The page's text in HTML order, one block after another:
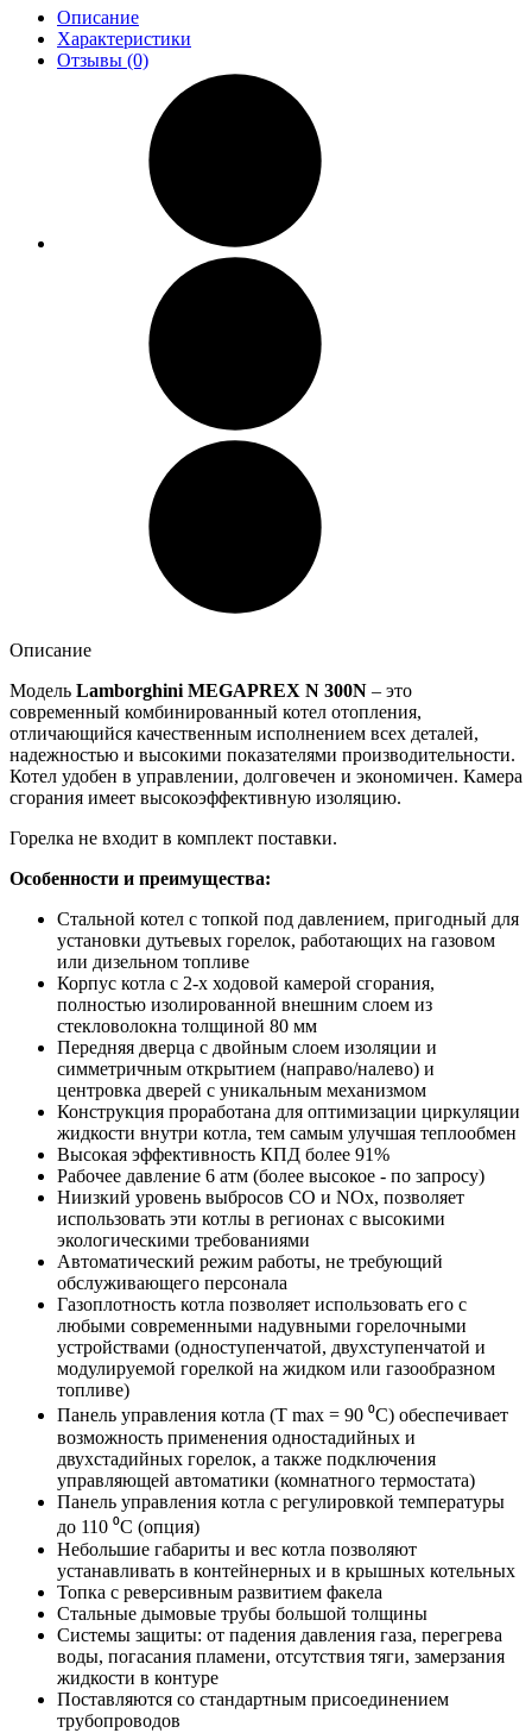
Описание
Характеристики
Отзывы (0)
Описание
Модель Lamborghini MEGAPREX N 300N – это
современный комбинированный котел отопления,
отличающийся качественным исполнением всех деталей,
надежностью и высокими показателями производительности.
Котел удобен в управлении, долговечен и экономичен. Камера
сгорания имеет высокоэффективную изоляцию.
Горелка не входит в комплект поставки.
Особенности и преимущества:
Cтальной котел с топкой под давлением, пригодный для
установки дутьевых горелок, работающих на газовом
или дизельном топливе
Корпус котла с 2-х ходовой камерой сгорания,
полностью изолированной внешним слоем из
стекловолокна толщиной 80 мм
Передняя дверца с двойным слоем изоляции и
симметричным открытием (направо/налево) и
центровка дверей с уникальным механизмом
Конструкция проработана для оптимизации циркуляции
жидкости внутри котла, тем самым улучшая теплообмен
Высокая эффективность КПД более 91%
Рабочее давление 6 атм (более высокое - по запросу)
Ниизкий уровень выбросов СО и NОx, позволяет
использовать эти котлы в регионах с высокими
экологическими требованиями
Автоматический режим работы, не требующий
обслуживающего персонала
Газоплотность котла позволяет использовать его с
любыми современными надувными горелочными
устройствами (одноступенчатой, двухступенчатой и
модулируемой горелкой на жидком или газообразном
топливе)
Панель управления котла (T max = 90 ⁰C) обеспечивает
возможность применения одностадийных и
двухстадийных горелок, а также подключения
управляющей автоматики (комнатного термостата)
Панель управления котла с регулировкой температуры
до 110 ⁰C (опция)
Небольшие габариты и вес котла позволяют
устанавливать в контейнерных и в крышных котельных
Топка с реверсивным развитием факела
Стальные дымовые трубы большой толщины
Системы защиты: от падения давления газа, перегрева
воды, погасания пламени, отсутствия тяги, замерзания
жидкости в контуре
Поставляются со стандартным присоединением
трубопроводов